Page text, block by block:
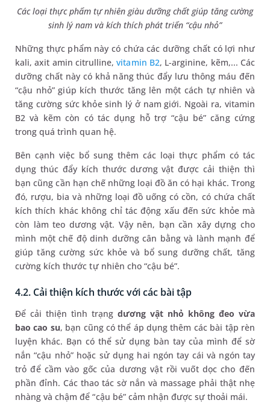
Các loại thực phẩm tự nhiên giàu dưỡng chất giúp tăng cường
sinh lý nam và kích thích phát triển “cậu nhỏ”
Những thực phẩm này có chứa các dưỡng chất có lợi như
kali, axit amin citrulline,vitamin B2, L-arginine, kẽm,... Các
dưỡng chất này có khả năng thúc đẩy lưu thông máu đến
“cậu nhỏ” giúp kích thước tăng lên một cách tự nhiên và
tăng cường sức khỏe sinh lý ở nam giới. Ngoài ra, vitamin
B2 và kẽm còn có tác dụng hỗ trợ “cậu bé” căng cứng
trong quá trình quan hệ.
Bên cạnh việc bổ sung thêm các loại thực phẩm có tác
dụng thúc đẩy kích thước dương vật được cải thiện thì
bạn cũng cần hạn chế những loại đồ ăn có hại khác. Trong
đó, rượu, bia và những loại đồ uống có cồn, có chứa chất
kích thích khác không chỉ tác động xấu đến sức khỏe mà
còn làm teo dương vật. Vậy nên, bạn cần xây dựng cho
mình một chế độ dinh dưỡng cân bằng và lành mạnh để
giúp tăng cường sức khỏe và bổ sung dưỡng chất, tăng
cường kích thước tự nhiên cho “cậu bé”.
4.2. Cải thiện kích thước với các bài tập
Để cải thiện tình trạng dương vật nhỏ không đeo vừa
bao cao su, bạn cũng có thể áp dụng thêm các bài tập rèn
luyện khác. Bạn có thể sử dụng bàn tay của mình để sờ
nắn “cậu nhỏ” hoặc sử dụng hai ngón tay cái và ngón tay
trỏ để cầm vào gốc của dương vật rồi vuốt dọc cho đến
phần đỉnh. Các thao tác sờ nắn và massage phải thật nhẹ
nhàng và chậm để “cậu bé” cảm nhận được sự thoải mái.